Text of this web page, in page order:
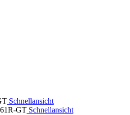
Schnellansicht
Schnellansicht